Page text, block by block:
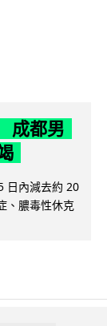
成都男
日內減去約 20
、膿毒性休克